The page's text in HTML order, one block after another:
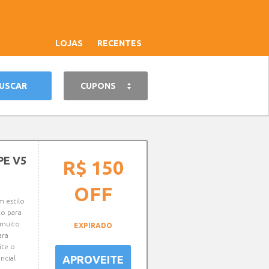
LOJAS RECENTES
CUPONS
V5
estilo
para
o
R$ 150
OFF
EXPIRADO
APROVEITE